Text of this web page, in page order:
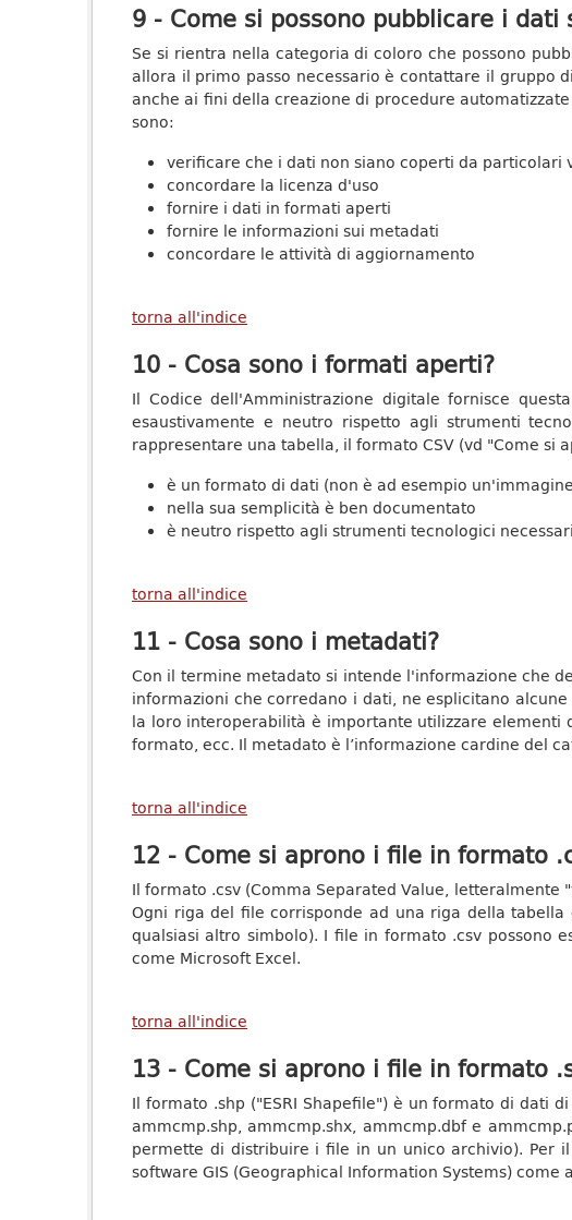
9 - Come si possono pubblicare i
Se si rientra nella categoria di coloro che possono
allora il primo passo necessario è contattare il gruppo
anche ai fini della creazione di procedure
sono:
verificare che i dati non siano coperti da particolari
concordare la licenza d'uso
fornire i dati in formati aperti
fornire le informazioni sui metadati
concordare le attività di aggiornamento
torna all'indice
10 - Cosa sono i formati aperti?
Il Codice dell'Amministrazione digitale fornisce
esaustivamente e neutro rispetto agli strumenti
rappresentare una tabella, il formato CSV (vd "Come si
è un formato di dati (non è ad esempio un'immagine
nella sua semplicità è ben documentato
è neutro rispetto agli strumenti tecnologici
torna all'indice
11 - Cosa sono i metadati?
Con il termine metadato si intende l'informazione che
informazioni che corredano i dati, ne esplicitano
la loro interoperabilità è importante utilizzare elementi
formato, ecc. Il metadato è l’informazione cardine del
torna all'indice
12 - Come si aprono i file in formato
Il formato .csv (Comma Separated Value,
Ogni riga del file corrisponde ad una riga della
qualsiasi altro simbolo). I file in formato .csv possono
come Microsoft Excel.
torna all'indice
13 - Come si aprono i file in formato
Il formato .shp ("ESRI Shapefile") è un formato di dati
ammcmp.shp, ammcmp.shx, ammcmp.dbf e
permette di distribuire i file in un unico archivio). Per
software GIS (Geographical Information Systems) come